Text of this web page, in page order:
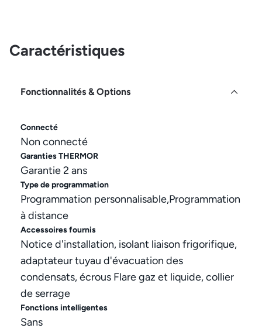
Caractéristiques
Fonctionnalités & Options
Connecté
Non connecté
Garanties THERMOR
Garantie 2 ans
Type de programmation
Programmation personnalisable,Programmation
à distance
Accessoires fournis
Notice d'installation, isolant liaison frigorifique,
adaptateur tuyau d'évacuation des
condensats, écrous Flare gaz et liquide, collier
de serrage
Fonctions intelligentes
Sans